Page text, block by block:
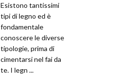
Esistono tantissimi
tipi di legno ed è
fondamentale
conoscere le diverse
tipologie, prima di
cimentarsi nel fai da
te. I legn ...